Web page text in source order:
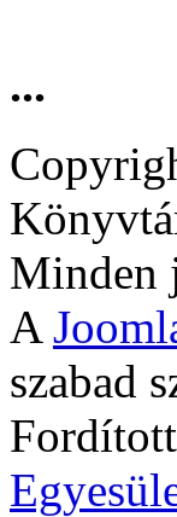
...
Minden
A
szabad